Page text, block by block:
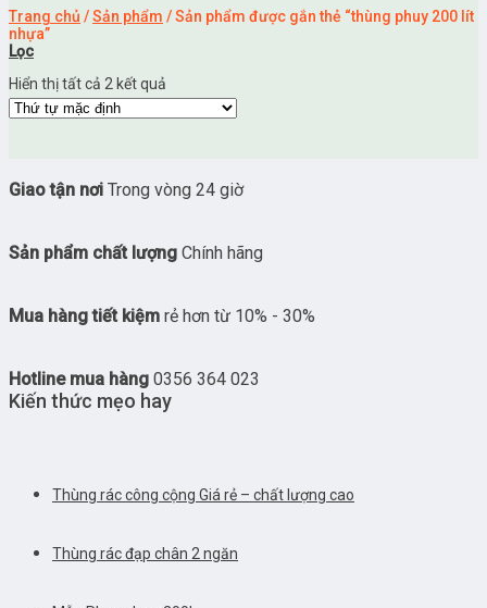
Trang chủ /Sản phẩm /Sản phẩm được gắn thẻ “thùng phuy 200 lít
nhựa”
Lọc
Hiển thị tất cả 2 kết quả
Giao tận nơi Trong vòng 24 giờ
Sản phẩm chất lượng Chính hãng
Mua hàng tiết kiệm rẻ hơn từ 10% - 30%
Hotline mua hàng 0356 364 023
Kiến thức mẹo hay
Thùng rác công cộng Giá rẻ – chất lượng cao
Thùng rác đạp chân 2 ngăn